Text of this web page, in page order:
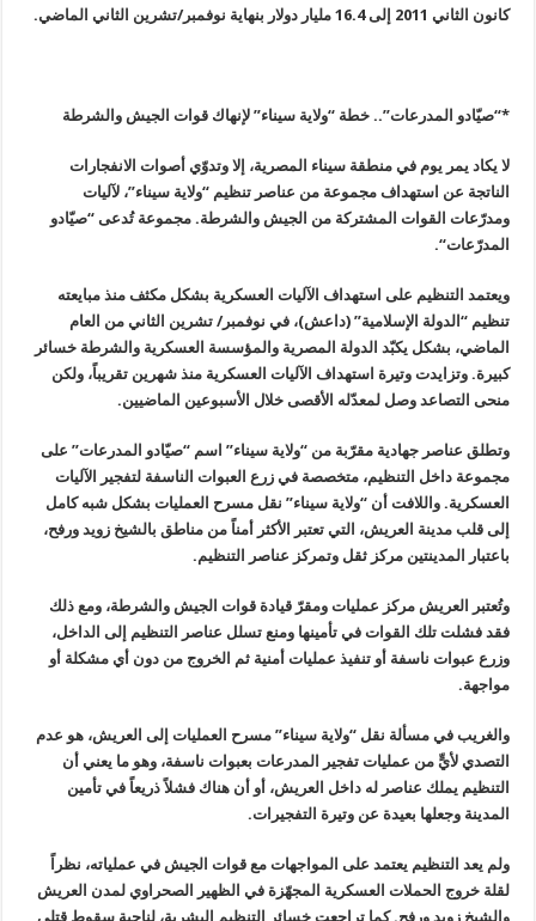
كانون الثاني 2011 إلى 16.4 مليار دولار بنهاية نوفمبر/تشرين الثاني الماضي
.
*
“صيّادو المدرعات”.. خطة “ولاية سيناء” لإنهاك قوات الجيش والشرطة
لا يكاد يمر يوم في منطقة سيناء المصرية، إلا وتدوّي أصوات الانفجارات
الناتجة عن استهداف مجموعة من عناصر تنظيم “ولاية سيناء”، لآليات
ومدرّعات القوات المشتركة من الجيش والشرطة. مجموعة تُدعى “صيّادو
المدرّعات“.
ويعتمد التنظيم على استهداف الآليات العسكرية بشكل مكثف منذ مبايعته
تنظيم“ الدولة الإسلامية” (داعش)، في نوفمبر/ تشرين الثاني من العام
الماضي، بشكل يكبّد الدولة المصرية والمؤسسة العسكرية والشرطة خسائر
كبيرة. وتزايدت وتيرة استهداف الآليات العسكرية منذ شهرين تقريباً، ولكن
منحى التصاعد وصل لمعدّله الأقصى خلال الأسبوعين الماضيين.
وتطلق عناصر جهادية مقرّبة من “ولاية سيناء” اسم “صيّادو المدرعات” على
مجموعة داخل التنظيم، متخصصة في زرع العبوات الناسفة لتفجير الآليات
العسكرية.واللافت أن “ولاية سيناء” نقل مسرح العمليات بشكل شبه كامل
إلى قلب مدينة العريش، التي تعتبر الأكثر أمناً من مناطق بالشيخ زويد ورفح،
باعتبار المدينتين مركز ثقل وتمركز عناصر التنظيم.
وتُعتبر العريش مركز عمليات ومقرّ قيادة قوات الجيش والشرطة، ومع ذلك
فقد فشلت تلك القوات في تأمينها ومنع تسلل عناصر التنظيم إلى الداخل،
وزرع عبوات ناسفة أو تنفيذ عمليات أمنية ثم الخروج من دون أي مشكلة أو
مواجهة.
والغريب في مسألة نقل “ولاية سيناء” مسرح العمليات إلى العريش، هو عدم
التصدي لأيٍّ من عمليات تفجير المدرعات بعبوات ناسفة، وهو ما يعني أن
التنظيم يملك عناصر له داخل العريش، أو أن هناك فشلاً ذريعاً في تأمين
المدينة وجعلها بعيدة عن وتيرة التفجيرات.
ولم يعد التنظيم يعتمد على المواجهات مع قوات الجيش في عملياته، نظراً
لقلة خروج الحملات العسكرية المجهّزة في الظهير الصحراوي لمدن العريش
والشيخ زويد ورفح. كما تراجعت خسائر التنظيم البشرية، لناحية سقوط قتلى